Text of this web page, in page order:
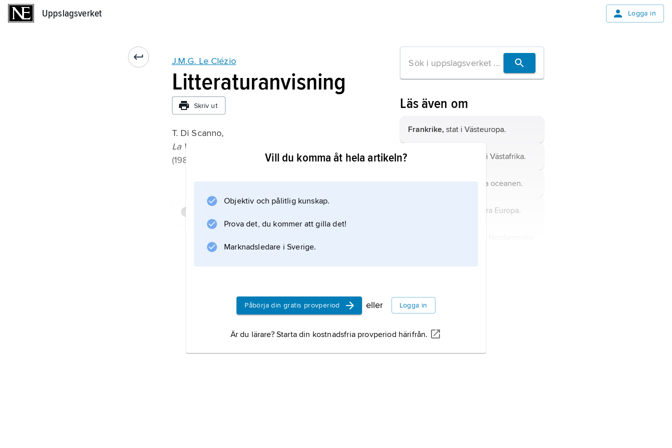
Uppslagsverket Logga in
J.M.G. Le Clézio
Litteraturanvisning
Skriv ut
T. Di Scanno,
La Vision du monde chez Le Clézio
(1984);
Vill du komma åt hela artikeln?
Objektiv och pålitlig kunskap.
Prova det, du kommer att gilla det!
Marknadsledare i Sverige.
Påbörja din gratis provperiod eller Logga in
Är du lärare? Starta din kostnadsfria provperiod härifrån.
Läs även om
Frankrike, stat i Västeuropa.
stat i Västafrika.
stat i Indiska oceanen.
stat i sydvästra Europa.
Asien.
Finland,stat i Nordeuropa.
Danmark,stat i Nordeuropa.